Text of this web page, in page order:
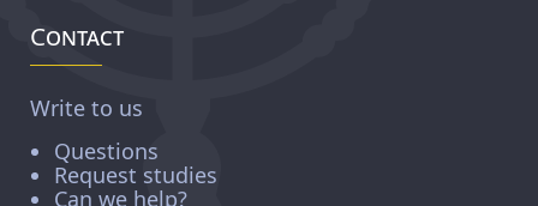
Contact
Write to us
Questions
Request studies
Can we help?